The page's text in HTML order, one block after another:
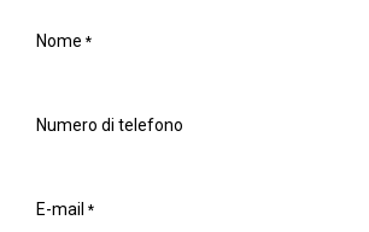
Nome *
Numero di telefono
E-mail *